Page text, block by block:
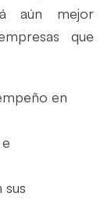
aún mejor
que
en
sus